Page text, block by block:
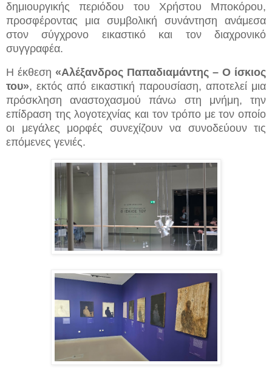
δημιουργικής περιόδου του Χρήστου Μποκόρου,
προσφέροντας μια συμβολική συνάντηση ανάμεσα
στον σύγχρονο εικαστικό και τον διαχρονικό
συγγραφέα.
Η έκθεση «Αλέξανδρος Παπαδιαμάντης – Ο ίσκιος
του», εκτός από εικαστική παρουσίαση, αποτελεί μια
πρόσκληση αναστοχασμού πάνω στη μνήμη, την
επίδραση της λογοτεχνίας και τον τρόπο με τον οποίο
οι μεγάλες μορφές συνεχίζουν να συνοδεύουν τις
επόμενες γενιές.